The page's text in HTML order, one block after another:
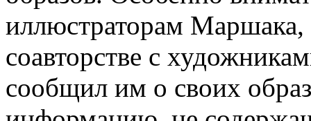
иллюстраторам
соавторстве с
сообщил им о своих